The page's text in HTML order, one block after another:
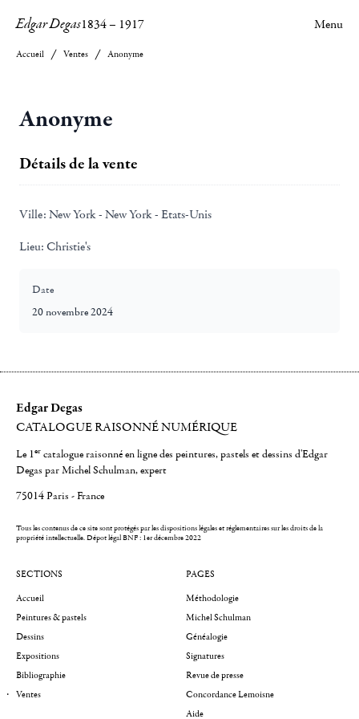
Edgar Degas1834– 1917 Menu
Accueil Ventes Anonyme
Anonyme
Détails de la vente
Ville: New York - New York - Etats-Unis
Lieu: Christie's
Date
20 novembre 2024
Edgar Degas
CATALOGUE RAISONNÉ NUMÉRIQUE
Le 1er catalogue raisonné en ligne des peintures, pastels et dessins d'Edgar
Degas par Michel Schulman, expert
75014 Paris - France
Tous les contenus de ce site sont protégés par les dispositions légales et réglementaires sur les droits de la
propriété intellectuelle.Dépot légal BNF : 1er décembre 2022
SECTIONS
Accueil
Peintures & pastels
Dessins
Expositions
Bibliographie
Ventes
PAGES
Méthodologie
Michel Schulman
Généalogie
Signatures
Revue de presse
Concordance Lemoisne
Aide